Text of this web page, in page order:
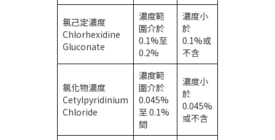
氯己定濃度
Chlorhexidine
Gluconate
濃度範
圍介於
0.1%至
0.2%
濃度小
於
0.1%或
不含
氯化物濃度
Cetylpyridinium
Chloride
濃度範
圍介於
0.045%
至 0.1%
間
濃度小
於
0.045%
或不含